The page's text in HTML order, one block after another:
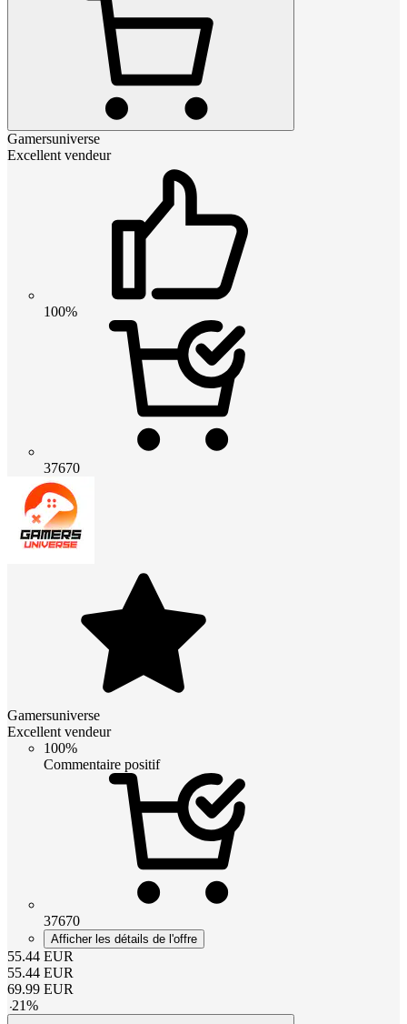
Gamersuniverse
Excellent vendeur
100%
37670
Gamersuniverse
Excellent vendeur
100%
Commentaire positif
37670
Afficher les détails de l'offre
55.44 EUR
55.44 EUR
69.99 EUR
-21%